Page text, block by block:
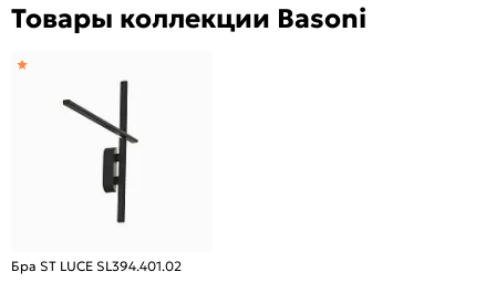
Товары коллекции Basoni
Бра ST LUCE SL394.401.02